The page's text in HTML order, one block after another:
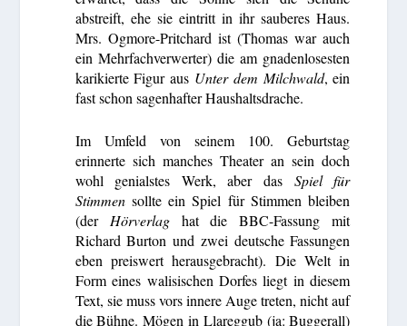
abstreift, ehe sie eintritt in ihr sauberes Haus.
Mrs. Ogmore-Pritchard ist (Thomas war auch
ein Mehrfachverwerter) die am gnadenlosesten
karikierte Figur aus Unter dem Milchwald, ein
fast schon sagenhafter Haushaltsdrache.
Im Umfeld von seinem 100. Geburtstag
erinnerte sich manches Theater an sein doch
wohl genialstes Werk, aber das Spiel für
Stimmensollte ein Spiel für Stimmen bleiben
(der Hörverlaghat die BBC-Fassung mit
Richard Burton und zwei deutsche Fassungen
eben preiswert herausgebracht). Die Welt in
Form eines walisischen Dorfes liegt in diesem
Text, sie muss vors innere Auge treten, nicht auf
die Bühne. Mögen in Llareggub (ja: Buggerall)